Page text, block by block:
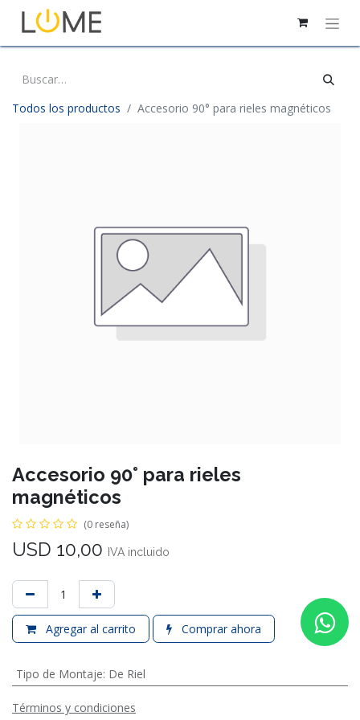
Todos los productos Accesorio 90° para rieles magnéticos
Accesorio 90° para rieles
magnéticos
(0 reseña)
USD 10,00 IVA incluido
Agregar al carrito Comprar ahora
Tipo de Montaje: De Riel
Términos y condiciones